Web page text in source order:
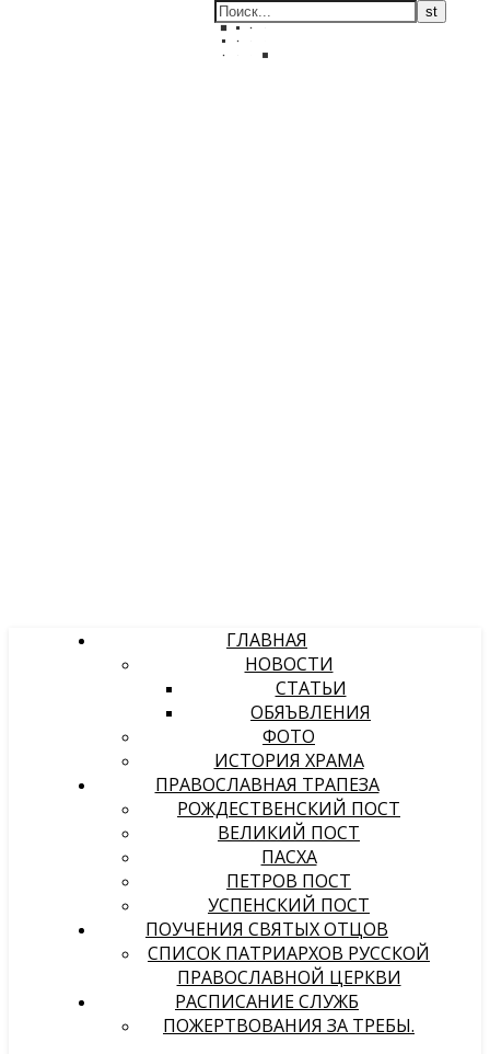
ГЛАВНАЯ
НОВОСТИ
СТАТЬИ
ОБЯЪВЛЕНИЯ
ФОТО
ИСТОРИЯ ХРАМА
ПРАВОСЛАВНАЯ ТРАПЕЗА
РОЖДЕСТВЕНСКИЙ ПОСТ
ВЕЛИКИЙ ПОСТ
ПАСХА
ПЕТРОВ ПОСТ
УСПЕНСКИЙ ПОСТ
ПОУЧЕНИЯ СВЯТЫХ ОТЦОВ
СПИСОК ПАТРИАРХОВ РУССКОЙ
ПРАВОСЛАВНОЙ ЦЕРКВИ
РАСПИСАНИЕ СЛУЖБ
ПОЖЕРТВОВАНИЯ ЗА ТРЕБЫ.